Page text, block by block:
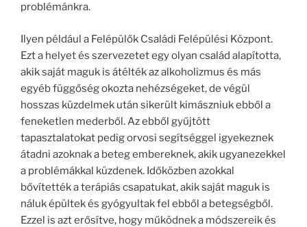
problémánkra.
Ilyen például a Felépülők Családi Felépülési Központ.
Ezt a helyet és szervezetet egy olyan család alapította,
akik saját maguk is átélték az alkoholizmus és más
egyéb függőség okozta nehézségeket, de végül
hosszas küzdelmek után sikerült kimászniuk ebből a
feneketlen mederből. Az ebből gyűjtött
tapasztalatokat pedig orvosi segítséggel igyekeznek
átadni azoknak a beteg embereknek, akik ugyanezekkel
a problémákkal küzdenek. Időközben azokkal
bővítették a terápiás csapatukat, akik saját maguk is
náluk épültek és gyógyultak fel ebből a betegségből.
Ezzel is azt erősítve, hogy működnek a módszereik és